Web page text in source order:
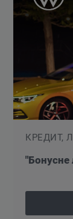
КРЕДИТ,
"Бонусне